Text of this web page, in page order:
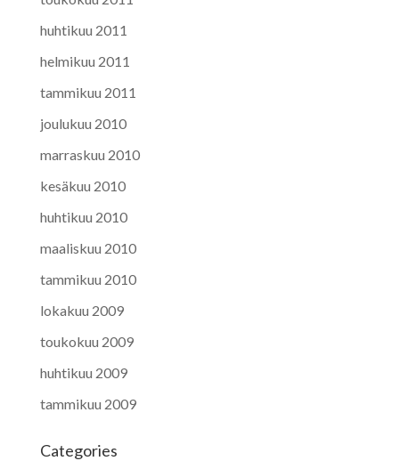
huhtikuu 2011
helmikuu 2011
tammikuu 2011
joulukuu 2010
marraskuu 2010
kesäkuu 2010
huhtikuu 2010
maaliskuu 2010
tammikuu 2010
lokakuu 2009
toukokuu 2009
huhtikuu 2009
tammikuu 2009
Categories